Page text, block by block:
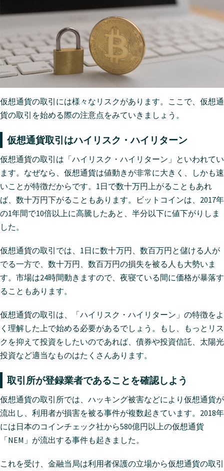
仮想通貨の取引には様々なリスクがあります。ここで、仮想通
貨の取引を始める際の注意点をみていきましょう。
仮想通貨取引はハイリスク・ハイリターン
仮想通貨の取引は「ハイリスク・ハイリターン」といわれてい
ます。なぜなら、仮想通貨は値動きが非常に大きく、しかも速
いことが特徴だからです。1日で数十万円上がることもあれ
ば、数十万円下がることもあります。ビットコインは、2017年
の1年間で10倍以上に高騰したあと、半分以下に値下がりしま
した。
仮想通貨の取引では、1日に数十万円、数百万円と儲ける人が
でる一方で、数十万円、数百万円の損失を被る人も大勢いま
す。市場は24時間動きますので、夜寝ている間に価格が暴落す
ることもあります。
仮想通貨の取引は、「ハイリスク・ハイリターン」の特徴をよ
く理解した上で始める必要があるでしょう。もし、もっとリス
クを抑えて投資をしたいのであれば、債券や投資信託、太陽光
投資など適当なものはたくさんあります。
取引所が登録業者であることを確認しよう
仮想通貨の取引所では、ハッキング被害などにより仮想通貨が
流出し、利用者が損害を被る事件が複数起きています。2018年
には日本のコインチェック社から580億円以上の仮想通貨
「NEM」が流出する事件も起きました。
これを受け、金融当局は利用者保護の立場から仮想通貨の取引